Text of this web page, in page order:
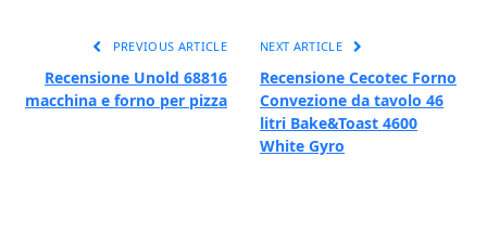
PREVIOUS ARTICLE
Recensione Unold 68816
macchina e forno per pizza
NEXT ARTICLE
Recensione Cecotec Forno
Convezione da tavolo 46
litri Bake&Toast 4600
White Gyro